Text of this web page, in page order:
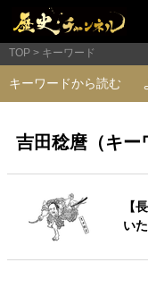
TOP キーワード
キーワードから読む
吉田稔麿（キー
【
い